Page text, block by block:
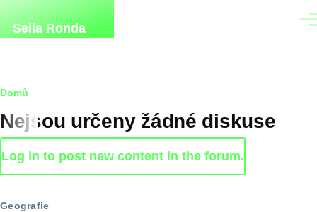
Sella Ronda
Drobečková
navigace
Domů
Nejsou určeny žádné diskuse
Log in to post new content in the forum.
Geografie